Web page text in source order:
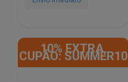
10% EXTRA,
CUPÃO: SUMMER10